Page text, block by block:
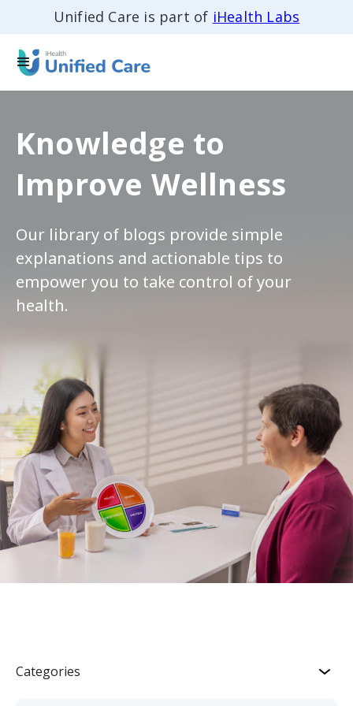
Unified Care is part of iHealth Labs
Knowledge to
Improve Wellness
Our library of blogs provide simple
explanations and actionable tips to
empower you to take control of your
health.
Categories